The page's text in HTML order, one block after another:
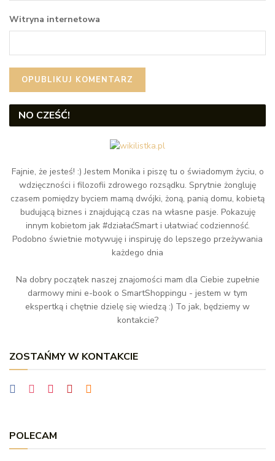
Witryna internetowa
NO CZEŚĆ!
Fajnie, że jesteś! :) Jestem Monika i piszę tu o świadomym życiu, o
wdzięczności i filozofii zdrowego rozsądku. Sprytnie żongluję
czasem pomiędzy byciem mamą dwójki, żoną, panią domu, kobietą
budującą biznes i znajdującą czas na własne pasje. Pokazuję
innym kobietom jak #działaćSmart i ułatwiać codzienność.
Podobno świetnie motywuję i inspiruję do lepszego przeżywania
każdego dnia
Na dobry początek naszej znajomości mam dla Ciebie zupełnie
darmowy mini e-book o SmartShoppingu - jestem w tym
ekspertką i chętnie dzielę się wiedzą :) To jak, będziemy w
kontakcie?
ZOSTAŃMY W KONTAKCIE
POLECAM